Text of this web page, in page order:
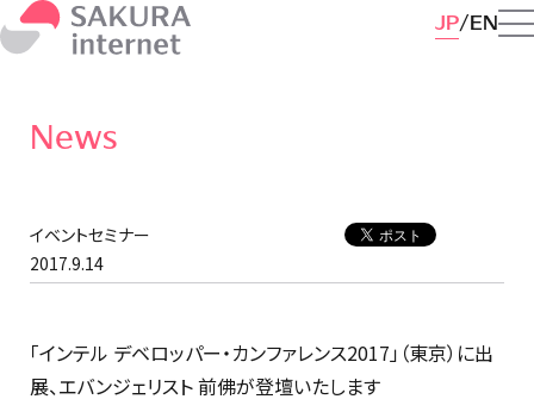
JP EN
News
イベントセミナー
2017.9.14
「インテル デベロッパー・カンファレンス2017」（東京）に出
展、エバンジェリスト 前佛が登壇いたします